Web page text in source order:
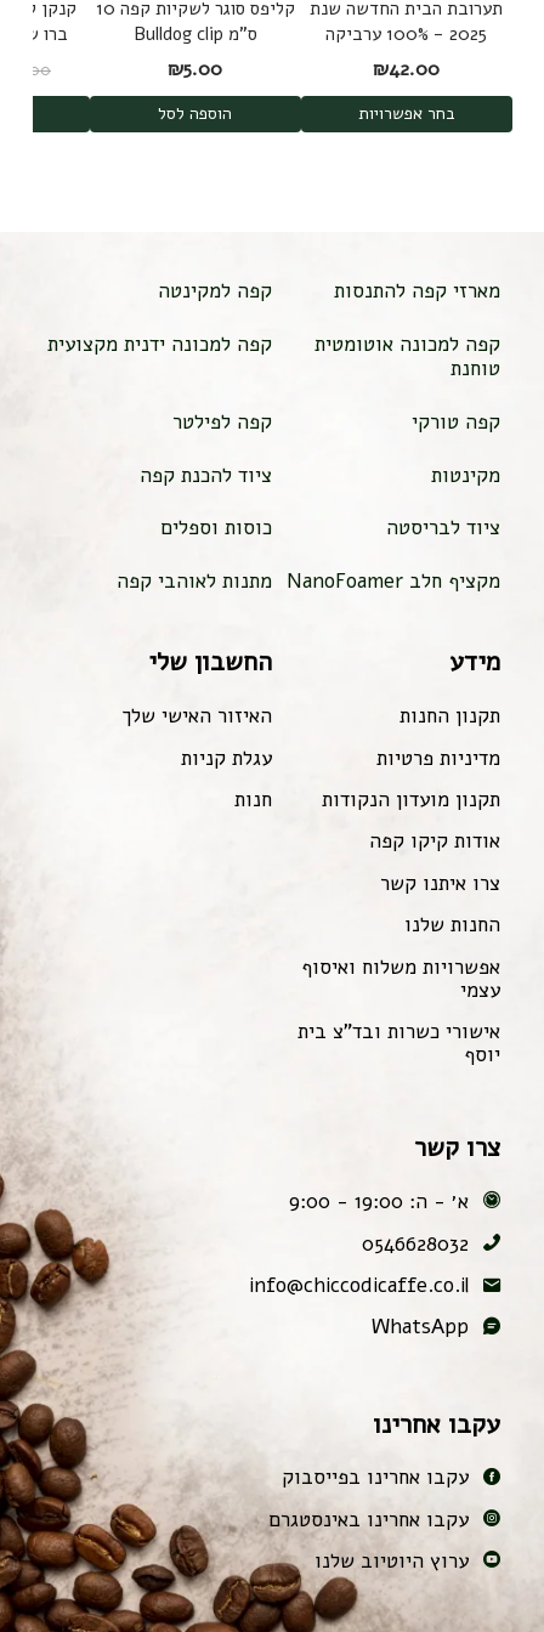
תערובת הבית החדשה שנת
2025 - 100% ערביקה
משלושה מקורות
₪42.00
בחר אפשרויות
קליפס סוגר לשקיות קפה 10
ס"מ Bulldog clip
₪5.00
הוספה לסל
קנקן
189.00
מארזי קפה להתנסות
קפה למקינטה
קפה למכונה אוטומטית
טוחנת
קפה למכונה ידנית מקצועית
קפה טורקי
קפה לפילטר
מקינטות
ציוד להכנת קפה
ציוד לבריסטה
כוסות וספלים
מקציף חלב NanoFoamer
מתנות לאוהבי קפה
מידע
תקנון החנות
מדיניות פרטיות
תקנון מועדון הנקודות
אודות קיקו קפה
צרו איתנו קשר
החנות שלנו
אפשרויות משלוח ואיסוף
עצמי
אישורי כשרות ובד"צ בית
יוסף
החשבון שלי
האיזור האישי שלך
עגלת קניות
חנות
צרו קשר
א׳ - ה: 19:00 - 9:00
0546628032
info@chiccodicaffe.co.il
WhatsApp
עקבו אחרינו
עקבו אחרינו בפייסבוק
עקבו אחרינו באינסטגרם
ערוץ היוטיוב שלנו